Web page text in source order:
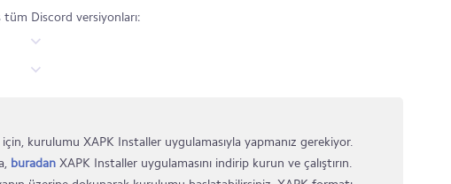
tüm Discord versiyonları:
kurulumu XAPK Installer uygulamasıyla yapmanız gerekiyor.
buradan XAPK Installer uygulamasını indirip kurun ve çalıştırın.